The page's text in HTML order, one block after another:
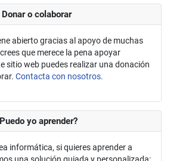
Donar o colaborar
abierto gracias al apoyo de muchas
que merece la pena apoyar
sitio web puedes realizar una donación
Contacta con nosotros.
yo aprender?
informática, si quieres aprender a